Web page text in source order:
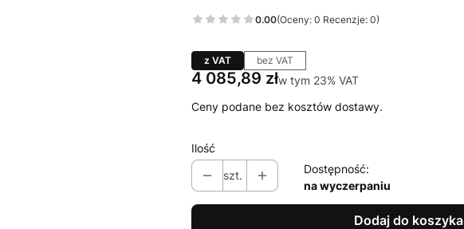
0.00(Oceny: 0 Recenzje: 0)
z VAT bez VAT
Cena
4 085,89 złw tym 23% VAT
w tym 23% VAT
Ceny podane bez kosztów dostawy.
Ilość
szt.
Dostępność:
na wyczerpaniu
Dodaj do koszyka